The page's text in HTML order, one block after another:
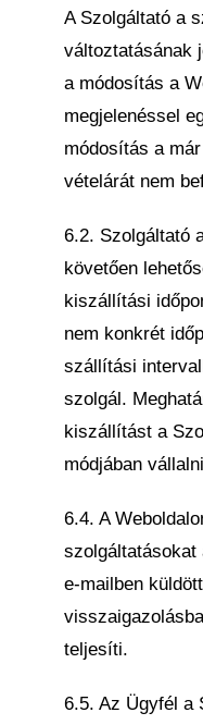
A Szolgáltató a
változtatásának
a módosítás a
megjelenéssel
módosítás a
vételárát nem
6.2. Szolgáltató
követően
kiszállítási
nem konkrét
szállítási
szolgál.
kiszállítást a
módjában
6.4. A
szolgáltatásokat
e-mailben
teljesíti.
6.5. Az Ügyfél a